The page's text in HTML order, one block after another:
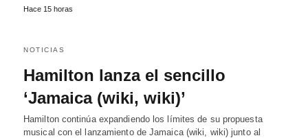
Hace 15 horas
NOTICIAS
Hamilton lanza el sencillo
‘Jamaica (wiki, wiki)’
Hamilton continúa expandiendo los límites de su propuesta
musical con el lanzamiento de Jamaica (wiki, wiki) junto al